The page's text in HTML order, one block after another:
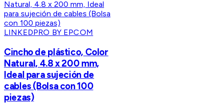
LINKEDPRO BY EPCOM
Cincho de plástico, Color
Natural, 4.8 x 200 mm,
Ideal para sujeción de
cables (Bolsa con 100
piezas)